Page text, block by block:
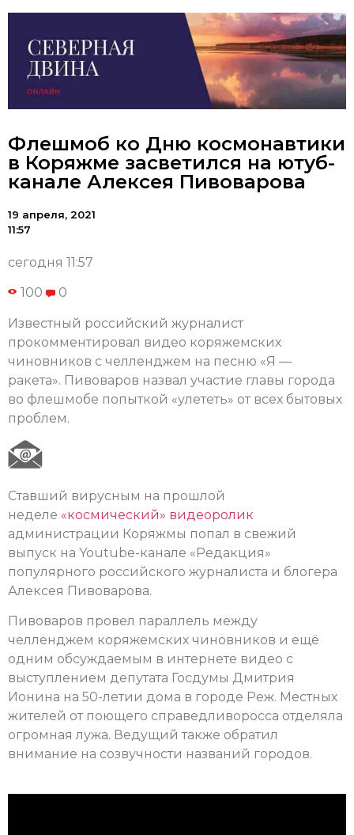
Флешмоб ко Дню космонавтики
в Коряжме засветился на ютуб-
канале Алексея Пивоварова
19 апреля, 2021
11:57
сегодня 11:57
100 0
Известный российский журналист
прокомментировал видео коряжемских
чиновников с челленджем на песню «Я —
ракета». Пивоваров назвал участие главы города
во флешмобе попыткой «улететь» от всех бытовых
проблем.
Ставший вирусным на прошлой
неделе «космический» видеоролик
администрации Коряжмы попал в свежий
выпуск на Youtube-канале «Редакция»
популярного российского журналиста и блогера
Алексея Пивоварова.
Пивоваров провел параллель между
челленджем коряжемских чиновников и ещё
одним обсуждаемым в интернете видео с
выступлением депутата Госдумы Дмитрия
Ионина на 50-летии дома в городе Реж. Местных
жителей от поющего справедливоросса отделяла
огромная лужа. Ведущий также обратил
внимание на созвучности названий городов.